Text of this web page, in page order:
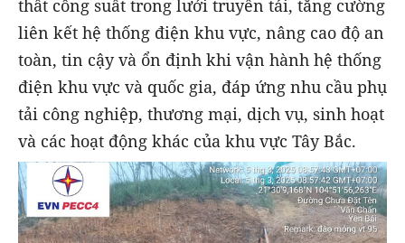
thất công suất trong lưới truyền tải, tăng cường
liên kết hệ thống điện khu vực, nâng cao độ an
toàn, tin cậy và ổn định khi vận hành hệ thống
điện khu vực và quốc gia, đáp ứng nhu cầu phụ
tải công nghiệp, thương mại, dịch vụ, sinh hoạt
và các hoạt động khác của khu vực Tây Bắc.